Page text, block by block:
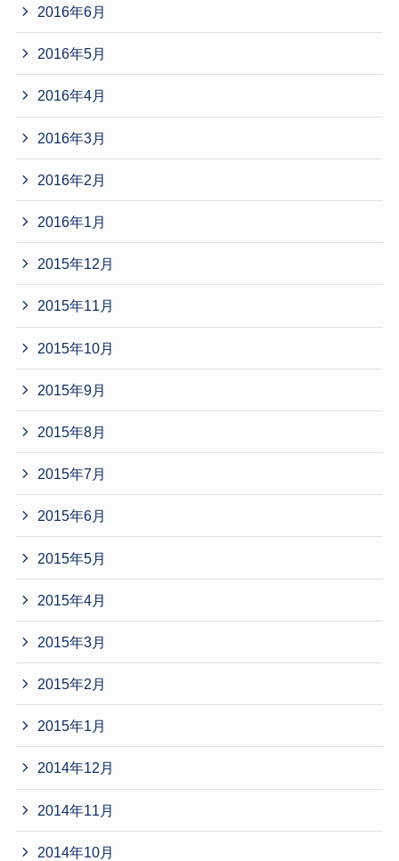
2016年6月
2016年5月
2016年4月
2016年3月
2016年2月
2016年1月
2015年12月
2015年11月
2015年10月
2015年9月
2015年8月
2015年7月
2015年6月
2015年5月
2015年4月
2015年3月
2015年2月
2015年1月
2014年12月
2014年11月
2014年10月